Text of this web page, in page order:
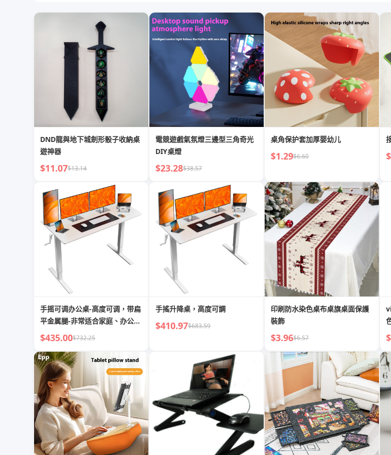
DND龍與地下城劍形骰子收納桌
遊神器
$11.07$13.14
電競遊戲氣氛燈三邊型三角奇光
DIY桌燈
$23.28$38.57
桌角保护套加厚婴幼儿
$1.29$6.60
手摇可调办公桌-高度可调，带扁
平金属腿-非常适合家庭、办公
室、游戏或学习使用
$435.00$732.25
手搖升降桌，高度可調
$410.97$683.59
印刷防水染色桌布桌旗桌面保護
裝飾
$3.96$6.57